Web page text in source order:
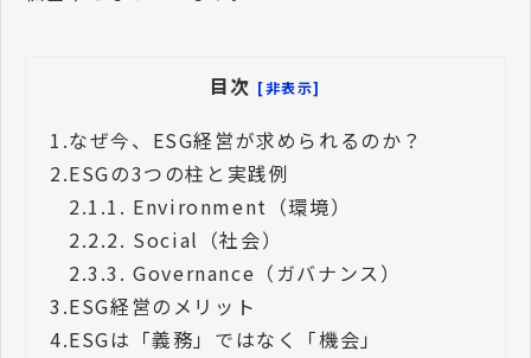
目次 [非表示]
1.なぜ今、ESG経営が求められるのか？
2.ESGの3つの柱と実践例
2.1.1. Environment（環境）
2.2.2. Social（社会）
2.3.3. Governance（ガバナンス）
3.ESG経営のメリット
4.ESGは「義務」ではなく「機会」